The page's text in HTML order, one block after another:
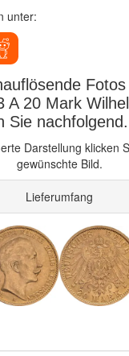
unter:
Fotos
A 20 Mark
Sie nachfolgend.
Darstellung klicken
gewünschte Bild.
Lieferumfang